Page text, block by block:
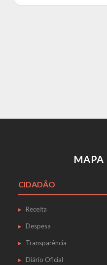
MAPA
CIDADÃO
Receita
Despesa
Transparência
Diário Oficial